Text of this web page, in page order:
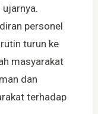
ujarnya.
personel
turun ke
masyarakat
dan
terhadap